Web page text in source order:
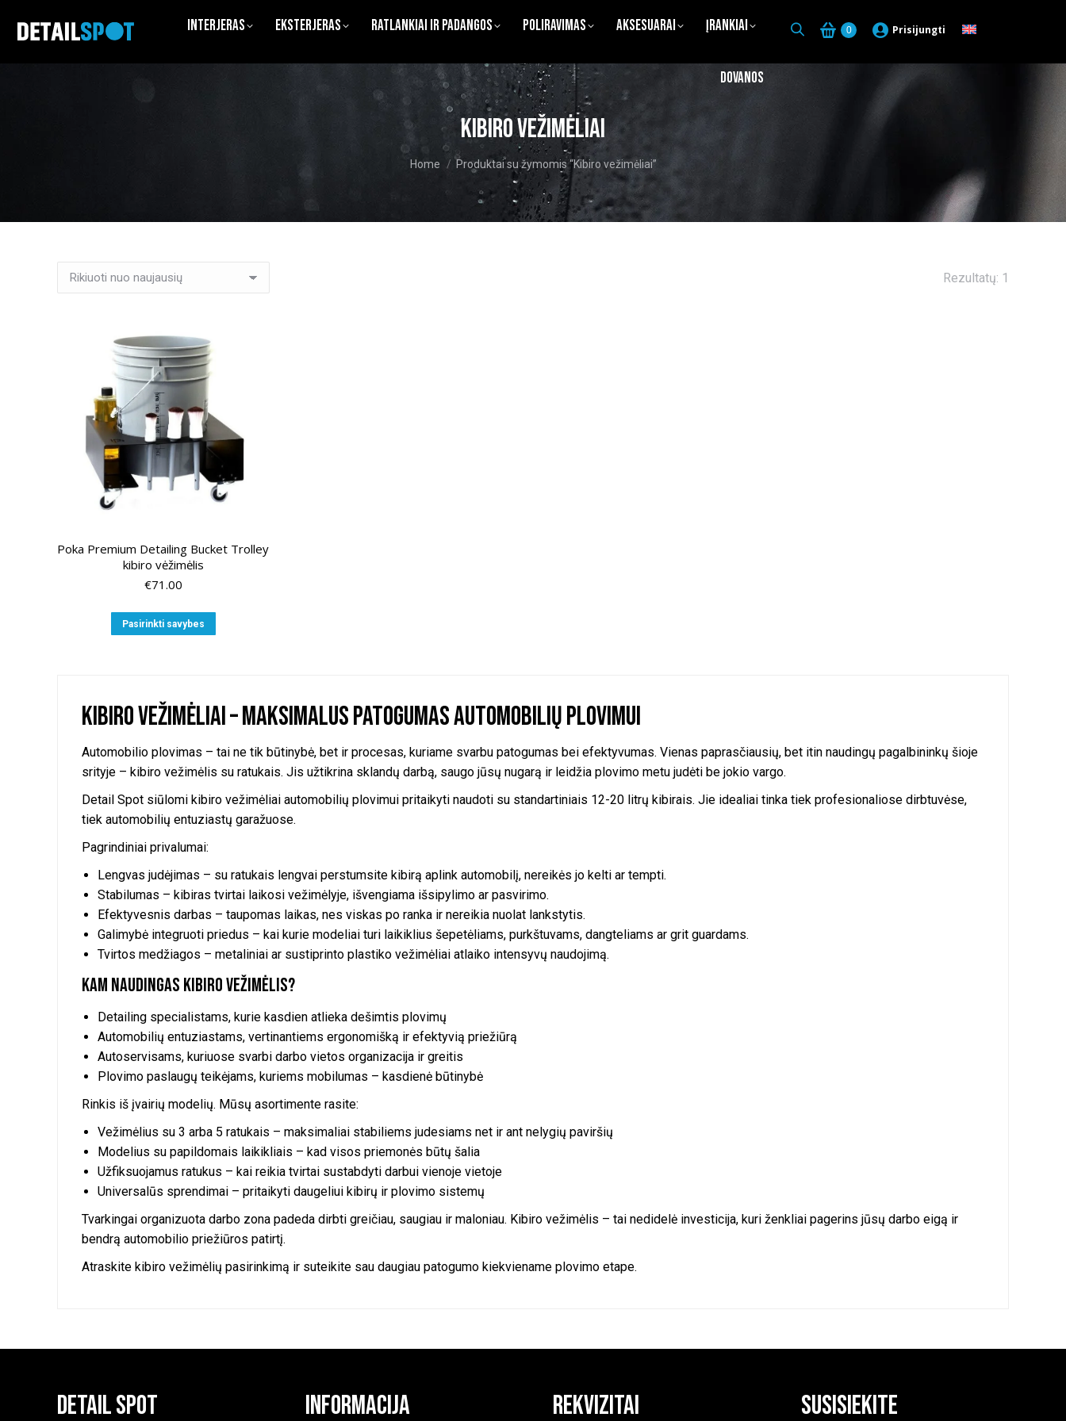
Interjeras Eksterjeras Ratlankiai ir Padangos Poliravimas Aksesuarai Įrankiai
Dovanos
0 Prisijungti
Kibiro vežimėliai
You are here:
Home Produktai su žymomis “Kibiro vežimėliai”
Kibiro vežimėliai – maksimalus patogumas automobilių plovimui
Automobilio plovimas – tai ne tik būtinybė, bet ir procesas, kuriame svarbu patogumas bei efektyvumas. Vienas paprasčiausių, bet itin naudingų pagalbininkų šioje
srityje – kibiro vežimėlis su ratukais. Jis užtikrina sklandų darbą, saugo jūsų nugarą ir leidžia plovimo metu judėti be jokio vargo.
Detail Spot siūlomi kibiro vežimėliai automobilių plovimui pritaikyti naudoti su standartiniais 12-20 litrų kibirais. Jie idealiai tinka tiek profesionaliose dirbtuvėse,
tiek automobilių entuziastų garažuose.
Pagrindiniai privalumai:
Lengvas judėjimas – su ratukais lengvai perstumsite kibirą aplink automobilį, nereikės jo kelti ar tempti.
Stabilumas – kibiras tvirtai laikosi vežimėlyje, išvengiama išsipylimo ar pasvirimo.
Efektyvesnis darbas – taupomas laikas, nes viskas po ranka ir nereikia nuolat lankstytis.
Galimybė integruoti priedus – kai kurie modeliai turi laikiklius šepetėliams, purkštuvams, dangteliams ar grit guardams.
Tvirtos medžiagos – metaliniai ar sustiprinto plastiko vežimėliai atlaiko intensyvų naudojimą.
Kam naudingas kibiro vežimėlis?
Detailing specialistams, kurie kasdien atlieka dešimtis plovimų
Automobilių entuziastams, vertinantiems ergonomišką ir efektyvią priežiūrą
Autoservisams, kuriuose svarbi darbo vietos organizacija ir greitis
Plovimo paslaugų teikėjams, kuriems mobilumas – kasdienė būtinybė
Rinkis iš įvairių modelių. Mūsų asortimente rasite:
Vežimėlius su 3 arba 5 ratukais – maksimaliai stabiliems judesiams net ir ant nelygių paviršių
Modelius su papildomais laikikliais – kad visos priemonės būtų šalia
Užfiksuojamus ratukus – kai reikia tvirtai sustabdyti darbui vienoje vietoje
Universalūs sprendimai – pritaikyti daugeliui kibirų ir plovimo sistemų
Tvarkingai organizuota darbo zona padeda dirbti greičiau, saugiau ir maloniau. Kibiro vežimėlis – tai nedidelė investicija, kuri ženkliai pagerins jūsų darbo eigą ir
bendrą automobilio priežiūros patirtį.
Atraskite kibiro vežimėlių pasirinkimą ir suteikite sau daugiau patogumo kiekviename plovimo etape.
Rezultatų: 1
Poka Premium Detailing Bucket Trolley
kibiro vėžimėlis
€71.00
Pasirinkti savybes
product
options
be
on
the
page
Detail Spot Informacija Rekvizitai Susisiekite